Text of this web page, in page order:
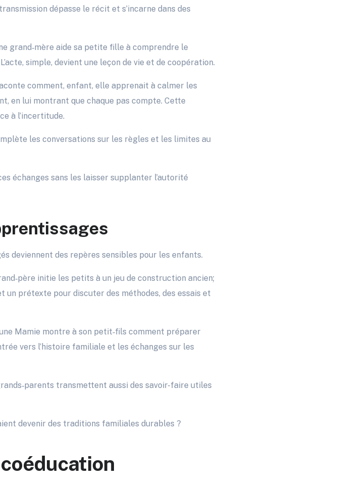
dépasse le récit et s’incarne dans des
grand‑mère aide sa petite fille à comprendre le
simple, devient une leçon de vie et de coopération.
comment, enfant, elle apprenait à calmer les
en lui montrant que chaque pas compte. Cette
à l’incertitude.
les conversations sur les règles et les limites au
échanges sans les laisser supplanter l’autorité
deviennent des repères sensibles pour les enfants.
initie les petits à un jeu de construction ancien;
un prétexte pour discuter des méthodes, des essais et
Mamie montre à son petit‑fils comment préparer
vers l’histoire familiale et les échanges sur les
transmettent aussi des savoir-faire utiles
devenir des traditions familiales durables ?